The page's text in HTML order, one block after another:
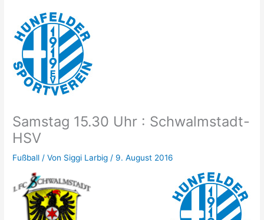
Samstag 15.30 Uhr : Schwalmstadt-
HSV
Fußball / Von Siggi Larbig / 9. August 2016